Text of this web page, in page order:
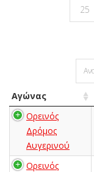
Αγώνας
Ορεινός
Δρόμος
Αυγερινού
Ορεινός